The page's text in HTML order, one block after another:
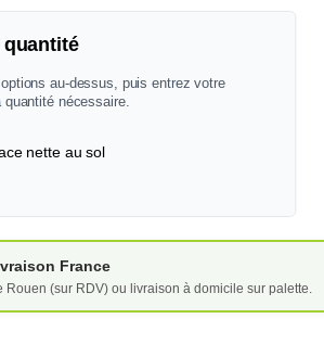
quantité
au-dessus, puis entrez votre
quantité nécessaire.
nette au sol
France
Rouen (sur RDV) ou livraison à domicile sur palette.